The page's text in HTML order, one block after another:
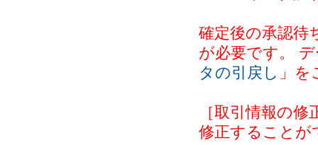
確定後の承認待
が必要です。
タの引戻し 」
［取引情報の
修正することが